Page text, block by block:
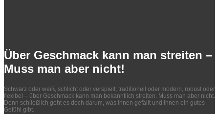
Über Geschmack kann man streiten –
Muss man aber nicht!
Schwarz oder weiß, schlicht oder verspielt, traditionell oder modern, robust oder
flexibel – über Geschmack kann man bekanntlich streiten. Muss man aber nicht.
Denn schließlich geht es doch darum, was Ihnen gefällt und Ihnen ein gutes
Gefühl gibt.